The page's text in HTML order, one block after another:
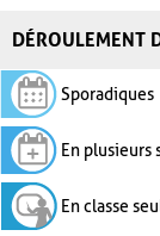
DÉROULEMENT
Sporadiques
En plusieurs
En classe